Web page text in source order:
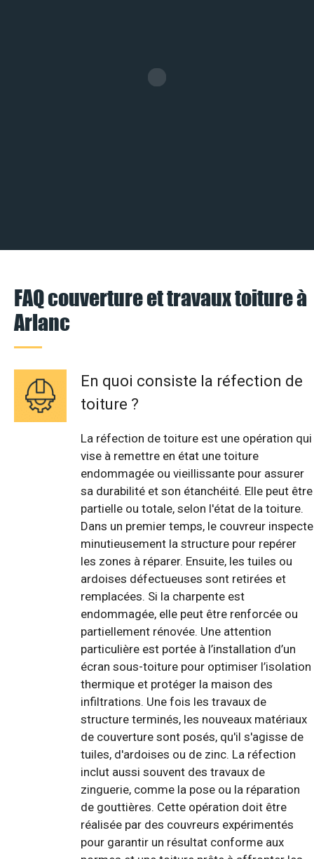
FAQ couverture et travaux toiture à
Arlanc
En quoi consiste la réfection de
toiture ?
La réfection de toiture est une opération qui
vise à remettre en état une toiture
endommagée ou vieillissante pour assurer
sa durabilité et son étanchéité. Elle peut être
partielle ou totale, selon l'état de la toiture.
Dans un premier temps, le couvreur inspecte
minutieusement la structure pour repérer
les zones à réparer. Ensuite, les tuiles ou
ardoises défectueuses sont retirées et
remplacées. Si la charpente est
endommagée, elle peut être renforcée ou
partiellement rénovée. Une attention
particulière est portée à l’installation d’un
écran sous-toiture pour optimiser l’isolation
thermique et protéger la maison des
infiltrations. Une fois les travaux de
structure terminés, les nouveaux matériaux
de couverture sont posés, qu'il s'agisse de
tuiles, d'ardoises ou de zinc. La réfection
inclut aussi souvent des travaux de
zinguerie, comme la pose ou la réparation
de gouttières. Cette opération doit être
réalisée par des couvreurs expérimentés
pour garantir un résultat conforme aux